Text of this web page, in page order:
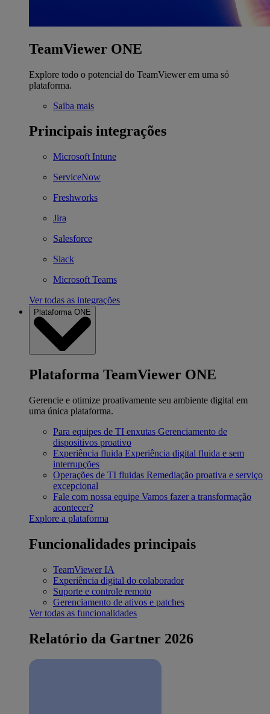
TeamViewer ONE
Explore todo o potencial do TeamViewer em uma só
plataforma.
Saiba mais
Principais integrações
Microsoft Intune
ServiceNow
Freshworks
Jira
Salesforce
Slack
Microsoft Teams
Ver todas as integrações
Plataforma ONE
Plataforma TeamViewer ONE
Gerencie e otimize proativamente seu ambiente digital em
uma única plataforma.
Para equipes de TI enxutas Gerenciamento de
dispositivos proativo
Experiência fluida Experiência digital fluida e sem
interrupções
Operações de TI fluidas Remediação proativa e serviço
excepcional
Fale com nossa equipe Vamos fazer a transformação
acontecer?
Explore a plataforma
Funcionalidades principais
TeamViewer IA
Experiência digital do colaborador
Suporte e controle remoto
Gerenciamento de ativos e patches
Ver todas as funcionalidades
Relatório da Gartner 2026